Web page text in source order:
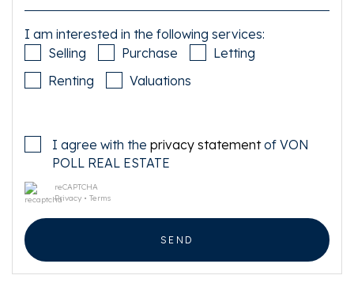
I am interested in the following services:
Selling
Purchase
Letting
Renting
Valuations
I agree with the privacy statementof VON
POLL REAL ESTATE
reCAPTCHA
Privacy • Terms
SEND